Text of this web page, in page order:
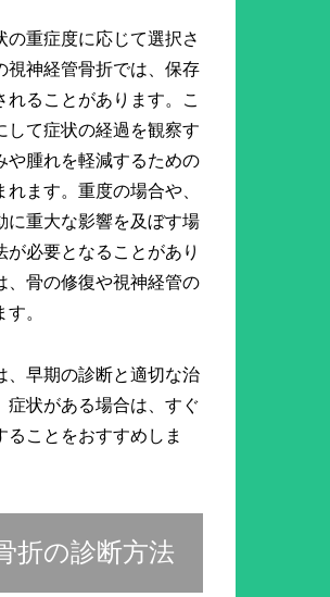
の重症度に応じて選択さ
視神経管骨折では、保存
れることがあります。こ
して症状の経過を観察す
や腫れを軽減するための
ます。重度の場合や、
に重大な影響を及ぼす場
が必要となることがあり
、骨の修復や視神経管の
。
、早期の診断と適切な治
症状がある場合は、すぐ
ることをおすすめしま
折の診断方法